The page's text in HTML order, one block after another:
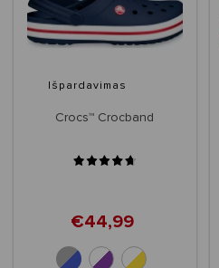
Išpardavimas
Crocs™ Crocband
€44,99